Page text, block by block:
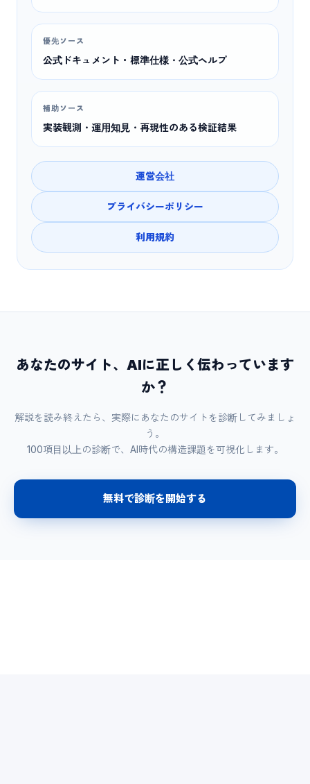
優先ソース
公式ドキュメント・標準仕様・公式ヘルプ
補助ソース
実装観測・運用知見・再現性のある検証結果
運営会社
プライバシーポリシー
利用規約
あなたのサイト、AIに正しく伝わっています
か？
解説を読み終えたら、実際にあなたのサイトを診断してみましょ
う。
100項目以上の診断で、AI時代の構造課題を可視化します。
無料で診断を開始する